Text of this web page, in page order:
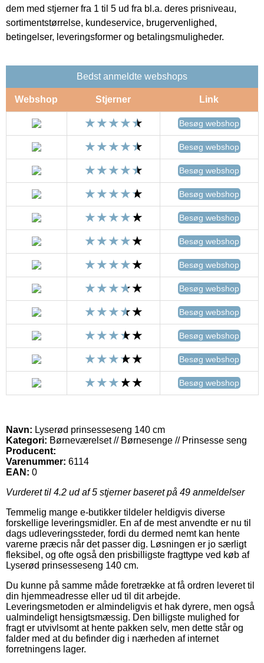
dem med stjerner fra 1 til 5 ud fra bl.a. deres prisniveau,
sortimentstørrelse, kundeservice, brugervenlighed,
betingelser, leveringsformer og betalingsmuligheder.
Bedst anmeldte webshops
Webshop Stjerner Link
Besøg webshop
Besøg webshop
Besøg webshop
Besøg webshop
Besøg webshop
Besøg webshop
Besøg webshop
Besøg webshop
Besøg webshop
Besøg webshop
Besøg webshop
Besøg webshop
Navn: Lyserød prinsesseseng 140 cm
Kategori: Børneværelset // Børnesenge // Prinsesse seng
Producent:
Varenummer: 6114
EAN: 0
Vurderet til 4.2 ud af 5 stjerner baseret på 49 anmeldelser
Temmelig mange e-butikker tildeler heldigvis diverse
forskellige leveringsmidler. En af de mest anvendte er nu til
dags udleveringssteder, fordi du dermed nemt kan hente
varerne præcis når det passer dig. Løsningen er jo særligt
fleksibel, og ofte også den prisbilligste fragttype ved køb af
Lyserød prinsesseseng 140 cm.
Du kunne på samme måde foretrække at få ordren leveret til
din hjemmeadresse eller ud til dit arbejde.
Leveringsmetoden er almindeligvis et hak dyrere, men også
ualmindeligt hensigtsmæssig. Den billigste mulighed for
fragt er utvivlsomt at hente pakken selv, men dette står og
falder med at du befinder dig i nærheden af internet
forretningens lager.